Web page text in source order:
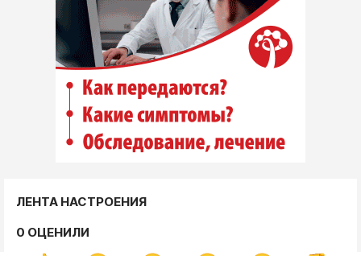
ЛЕНТА НАСТРОЕНИЯ
0 ОЦЕНИЛИ